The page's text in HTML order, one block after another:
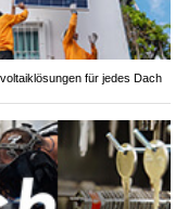
für jedes Dach